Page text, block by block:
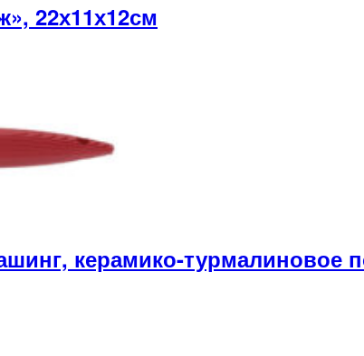
22х11х12см
керамико-турмалиновое